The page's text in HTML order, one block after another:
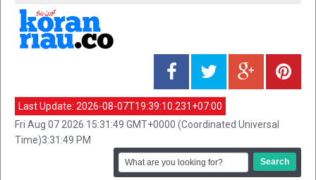
Last Update: 2026-08-07T19:39:10.231+07:00
Fri Aug 07 2026 15:31:49 GMT+0000 (Coordinated Universal
Time)3:31:49 PM